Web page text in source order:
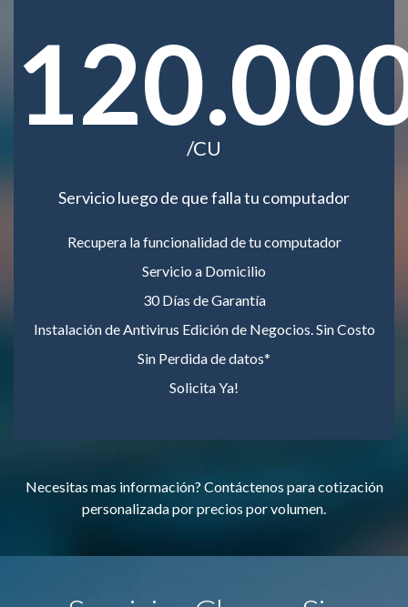
/CU
Servicio luego de que falla tu computador
Recupera la funcionalidad de tu computador
Servicio a Domicilio
30 Días de Garantía
Instalación de Antivirus Edición de Negocios. Sin Costo
Sin Perdida de datos*
Solicita Ya!
Necesitas mas información? Contáctenos para cotización
personalizada por precios por volumen.